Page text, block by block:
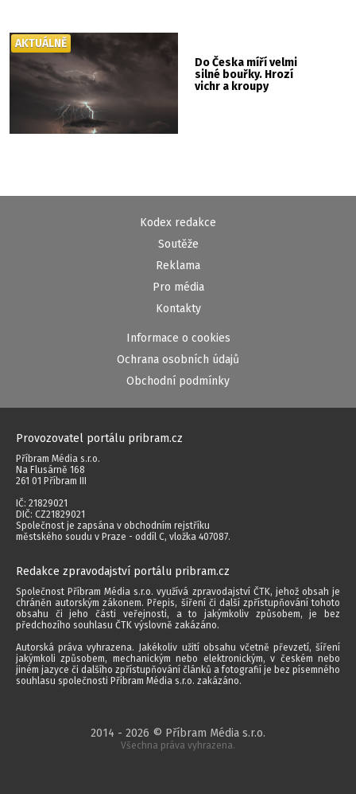
Do Česka míří velmi
silné bouřky. Hrozí
vichr a kroupy
AKTUÁLNĚ
Kodex redakce
Soutěže
Reklama
Pro média
Kontakty
Informace o cookies
Ochrana osobních údajů
Obchodní podmínky
Provozovatel portálu pribram.cz
Příbram Média s.r.o.
Na Flusárně 168
261 01 Příbram III
IČ: 21829021
DIČ: CZ21829021
Společnost je zapsána v obchodním rejstříku
městského soudu v Praze - oddíl C, vložka 407087.
Redakce zpravodajství portálu pribram.cz
Společnost Příbram Média s.r.o. využívá zpravodajství ČTK, jehož obsah je
chráněn autorským zákonem. Přepis, šíření či další zpřístupňování tohoto
obsahu či jeho části veřejnosti, a to jakýmkoliv způsobem, je bez
předchozího souhlasu ČTK výslovně zakázáno.
Autorská práva vyhrazena. Jakékoliv užití obsahu včetně převzetí, šíření
jakýmkoli způsobem, mechanickým nebo elektronickým, v českém nebo
jiném jazyce či dalšího zpřístupňování článků a fotografií je bez písemného
souhlasu společnosti Příbram Média s.r.o. zakázáno.
2014 - 2026 © Příbram Média s.r.o.
Všechna práva vyhrazena.